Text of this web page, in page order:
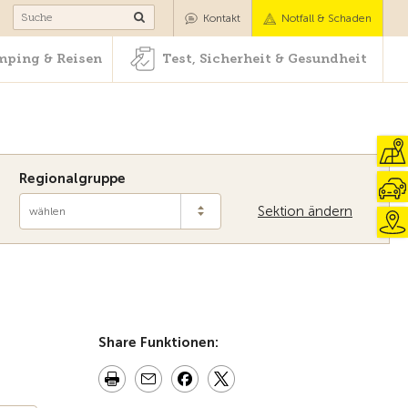
& Reisen Test, Sicherheit & Gesundheit
Kontakt Notfall & Schaden
& Reisen Test, Sicherheit & Gesundheit
Sektion ändern
Regionalgruppe
wählen
Share Funktionen: